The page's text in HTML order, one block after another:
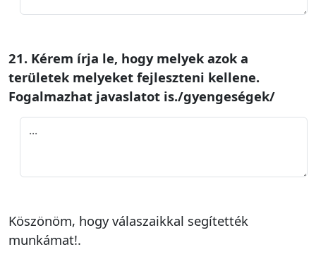
21. Kérem írja le, hogy melyek azok a
területek melyeket fejleszteni kellene.
Fogalmazhat javaslatot is./gyengeségek/
Köszönöm, hogy válaszaikkal segítették
munkámat!.